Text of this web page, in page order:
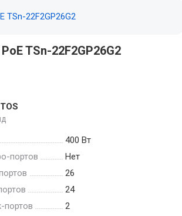
TSn-22F2GP26G2
400 Вт
портов
Нет
26
24
портов
2